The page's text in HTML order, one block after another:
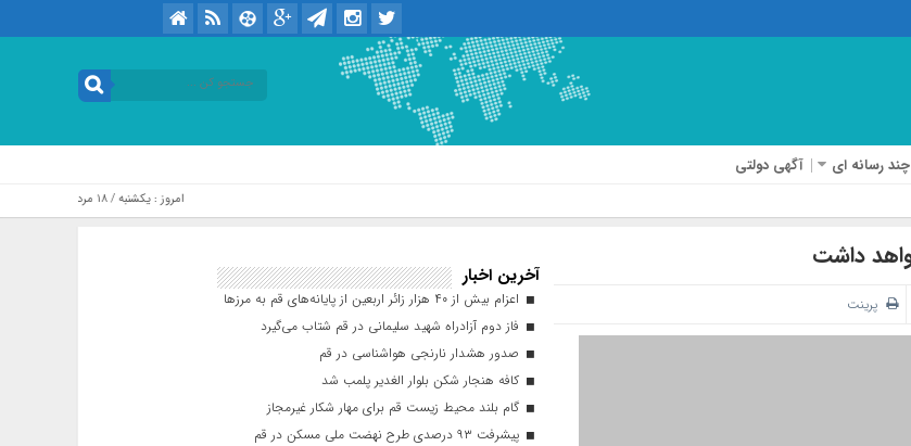
چند رسانه ای آگهی دولتی
امروز : یکشنبه / ۱۸ مرداد / ۱۴۰۵ .::. برابر با : Sunday, 9 August , 2026
پرینت
آخرین اخبار
اعزام بیش از ۴۰ هزار زائر اربعین از پایانه‌های قم به مرزها
فاز دوم آزادراه شهید سلیمانی در قم شتاب می‌گیرد
صدور هشدار نارنجی هواشناسی در قم
کافه هنجار شکن بلوار الغدیر پلمب شد
گام بلند محیط زیست قم برای مهار شکار غیرمجاز
پیشرفت ۹۳ درصدی طرح نهضت ملی مسکن در قم